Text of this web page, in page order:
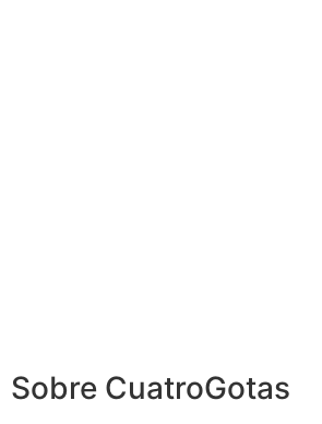
Sobre CuatroGotas